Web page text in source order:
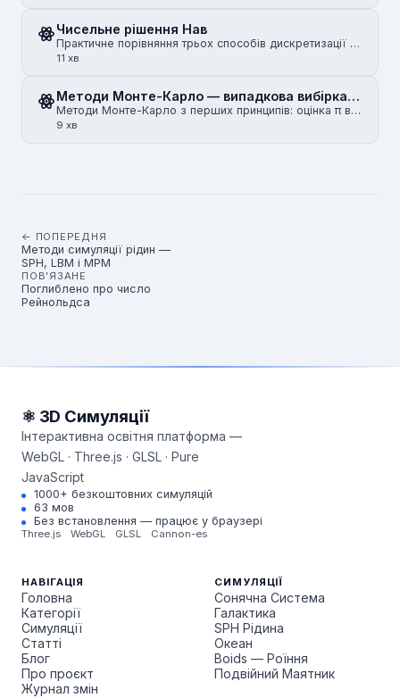
Чисельне рішення Нав
Практичне порівняння трьох способів дискретизації рівнянь Нав
11 хв
Методи Монте-Карло — випадкова вибірка для симуляції та інтегрування
Методи Монте-Карло з перших принципів: оцінка π випадковими дротиками, чисельне інтегрування, зменше…
9 хв
← ПОПЕРЕДНЯ
Методи симуляції рідин —
SPH, LBM і MPM
ПОВ'ЯЗАНЕ
Поглиблено про число
Рейнольдса
⚛ 3D Симуляції
Інтерактивна освітня платформа —
WebGL · Three.js · GLSL · Pure
JavaScript
1000+ безкоштовних симуляцій
63 мов
Без встановлення — працює у браузері
Three.js WebGL GLSL Cannon-es
НАВІГАЦІЯ
Головна
Категорії
Симуляції
Статті
Блог
Про проєкт
Журнал змін
СИМУЛЯЦІЇ
Сонячна Система
Галактика
SPH Рідина
Океан
Boids — Роїння
Подвійний Маятник